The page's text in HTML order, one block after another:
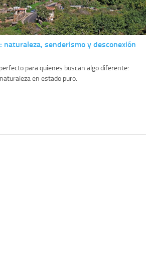
naturaleza, senderismo y desconexión
para quienes buscan algo diferente:
en estado puro.